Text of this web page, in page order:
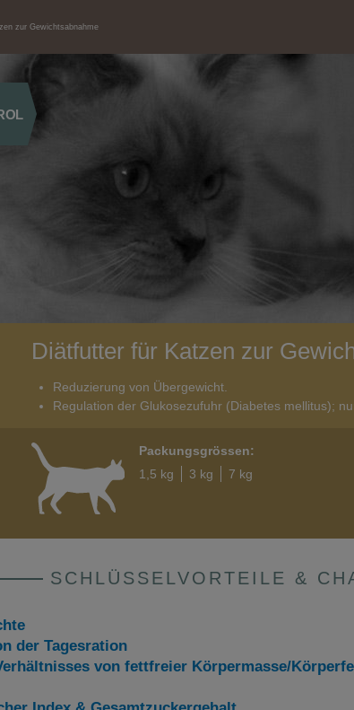
zur Gewichtsabnahme
Diätfutter für Katzen zur
Reduzierung von Übergewicht.
Regulation der Glukosezufuhr (Diabetes mellitus);
Packungsgrössen:
1,5 kg
3 kg 7 kg
SCHLÜSSELVORTEILE &
der Tagesration
von fettfreier Körpermasse/